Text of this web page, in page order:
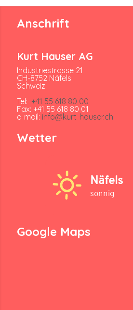
Anschrift
Kurt Hauser AG
Industriestrasse 21
CH-8752 Näfels
Schweiz
Tel: +41 55 618 80 00
Fax: +41 55 618 80 01
e-mail: info@kurt-hauser.ch
Wetter
Näfels
sonnig
Google Maps